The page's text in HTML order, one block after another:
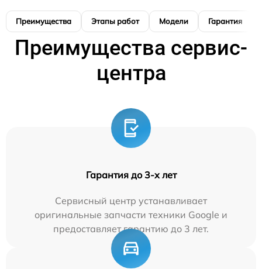
Преимущества Этапы работ Модели Гарантия
Преимущества сервис-
центра
Гарантия до 3-х лет
Сервисный центр устанавливает
оригинальные запчасти техники Google и
предоставляет гарантию до 3 лет.